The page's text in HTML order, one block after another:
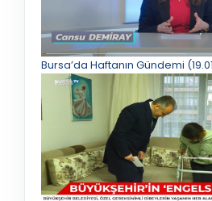
Bursa’da Haftanın Gündemi